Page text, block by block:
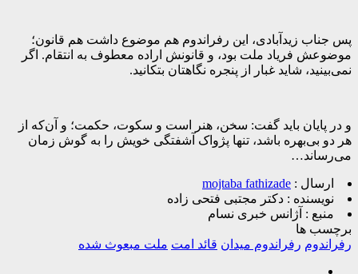
پس جناب زیدآبادی، این رفراندوم هم موضوع داشت هم قانون؛
موضوعش فریاد ملت بود، و قانونش اراده معطوف به انتقام. اگر
نمی‌بینید، شاید غبار از پنجره نگاهتان بتکانید.
و در پایان باید گفت: سخن، هنر است و سکوت، حکمت؛ و آن‌که از
هر دو بی‌بهره باشد، تنها پژواک آشفتگی خویش را به گوش زمان
می‌رساند…
ارسال : mojtaba fathizade
نویسنده : دکتر مجتبی فتحی زاده
منبع : آژانس خبری نسام
برچسب ها
رفراندوم رفراندوم میدان قائد امت ملت مبعوث شده